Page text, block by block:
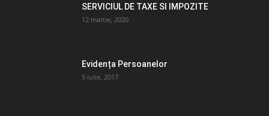
SERVICIUL DE TAXE SI IMPOZITE
12 martie, 2020
Evidența Persoanelor
5 iulie, 2017